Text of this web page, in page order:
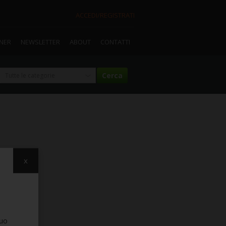
ACCEDI/REGISTRATI
NEWSLETTER ABOUT CONTATTI
x